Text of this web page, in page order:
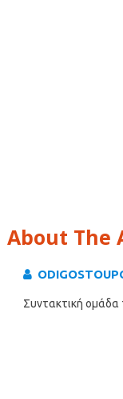
About The
Συντακτική ομάδα